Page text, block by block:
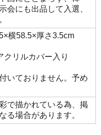
会にも出品して入選、
横58.5×厚さ3.5cm
クリルカバー入り
いておりません。予め
で描かれている為、掲
る場合があります。